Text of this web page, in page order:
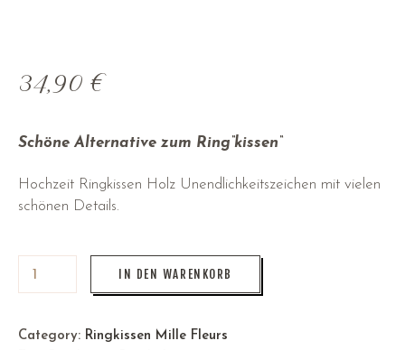
34,90 €
Schöne Alternative zum Ring“kissen“
Hochzeit Ringkissen Holz Unendlichkeitszeichen mit vielen
schönen Details.
IN DEN WARENKORB
Category: Ringkissen Mille Fleurs